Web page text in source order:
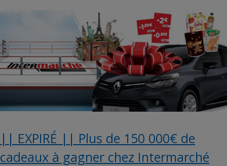
|| EXPIRÉ || Plus de 150 000€ de
cadeaux à gagner chez Intermarché